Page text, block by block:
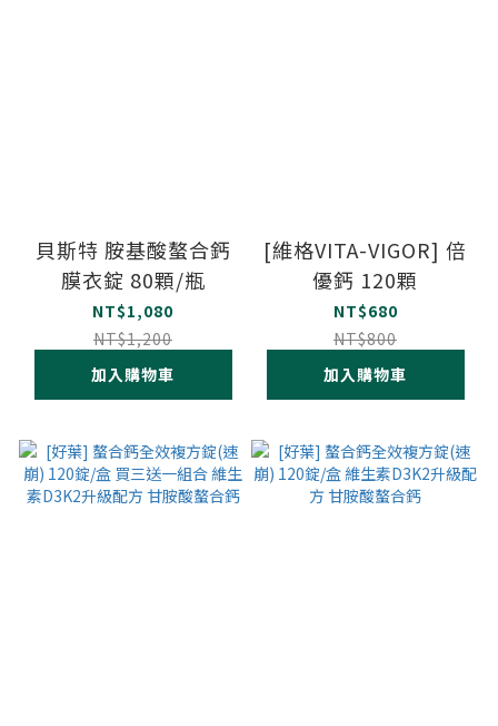
貝斯特 胺基酸螯合鈣
膜衣錠 80顆/瓶
NT$1,080
NT$1,200
加入購物車
[維格VITA-VIGOR] 倍
優鈣 120顆
NT$680
NT$800
加入購物車